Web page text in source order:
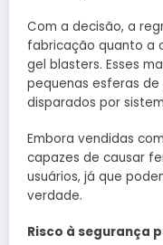
Com a decisão, a
fabricação quanto a
gel blasters. Esses
pequenas esferas
disparados por
Embora vendidas
capazes de causar
usuários, já que
verdade.
Risco à segurança